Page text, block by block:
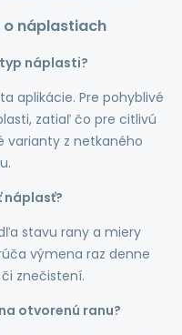
o náplastiach
náplasti?
aplikácie. Pre pohyblivé
zatiaľ čo pre citlivú
varianty z netkaného
náplasť?
stavu rany a miery
výmena raz denne
znečistení.
otvorenú ranu?